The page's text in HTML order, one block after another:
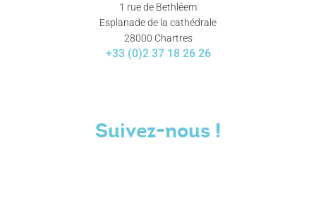
1 rue de Bethléem
Esplanade de la cathédrale
28000 Chartres
+33 (0)2 37 18 26 26
Suivez-nous !